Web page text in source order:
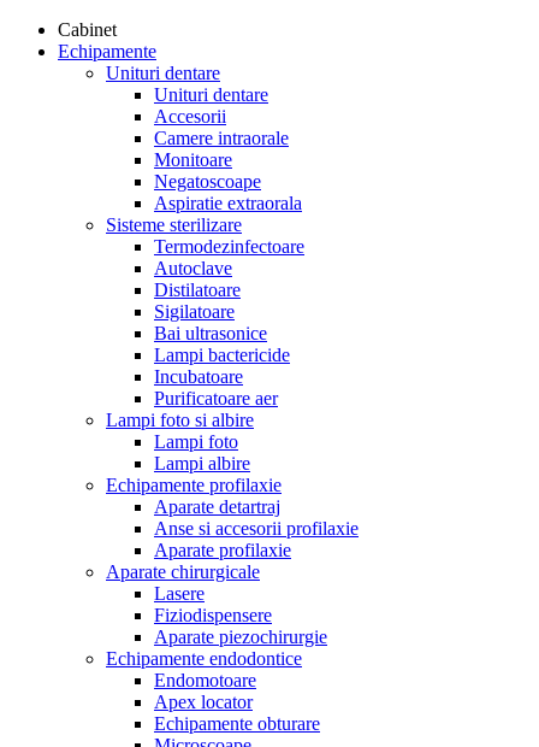
Cabinet
Echipamente
Unituri dentare
Unituri dentare
Accesorii
Camere intraorale
Monitoare
Negatoscoape
Aspiratie extraorala
Sisteme sterilizare
Termodezinfectoare
Autoclave
Distilatoare
Sigilatoare
Bai ultrasonice
Lampi bactericide
Incubatoare
Purificatoare aer
Lampi foto si albire
Lampi foto
Lampi albire
Echipamente profilaxie
Aparate detartraj
Anse si accesorii profilaxie
Aparate profilaxie
Aparate chirurgicale
Lasere
Fiziodispensere
Aparate piezochirurgie
Echipamente endodontice
Endomotoare
Apex locator
Echipamente obturare